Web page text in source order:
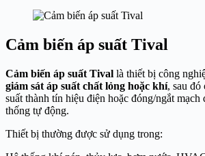
Cảm biến áp suất Tival
Cảm biến áp suất Tival là thiết bị công
giám sát áp suất chất lỏng hoặc khí, sau đó
suất thành tín hiệu điện hoặc đóng/ngắt mạch
thống tự động.
Thiết bị thường được sử dụng trong: